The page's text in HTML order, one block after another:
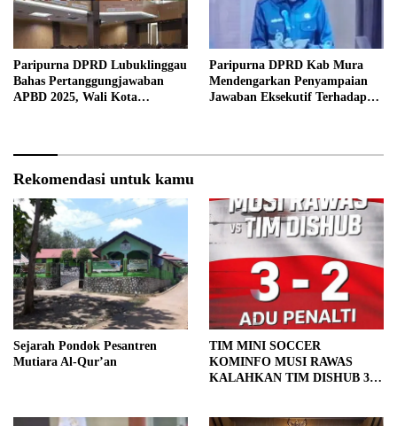
Paripurna DPRD Lubuklinggau
Bahas Pertanggungjawaban
APBD 2025, Wali Kota
Paripurna DPRD Kab Mura
Mendengarkan Penyampaian
Jawaban Eksekutif Terhadap
Rekomendasi untuk kamu
Sejarah Pondok Pesantren
Mutiara Al-Qur’an
TIM MINI SOCCER
KOMINFO MUSI RAWAS
KALAHKAN TIM DISHUB 3-2